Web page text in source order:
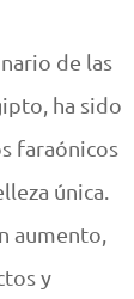
de las
ha sido
faraónicos
única.
aumento,
y